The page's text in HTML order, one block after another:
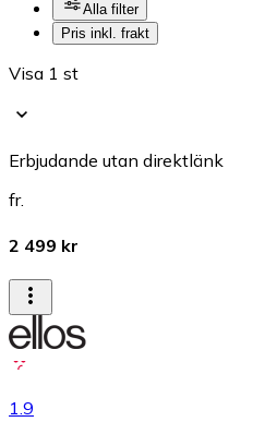
Alla filter
Pris inkl. frakt
Visa 1 st
Erbjudande utan direktlänk
fr.
2 499 kr
1.9